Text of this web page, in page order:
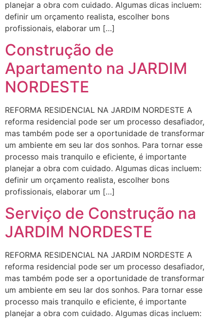
planejar a obra com cuidado. Algumas dicas incluem:
definir um orçamento realista, escolher bons
profissionais, elaborar um […]
Construção de
Apartamento na JARDIM
NORDESTE
REFORMA RESIDENCIAL NA JARDIM NORDESTE A
reforma residencial pode ser um processo desafiador,
mas também pode ser a oportunidade de transformar
um ambiente em seu lar dos sonhos. Para tornar esse
processo mais tranquilo e eficiente, é importante
planejar a obra com cuidado. Algumas dicas incluem:
definir um orçamento realista, escolher bons
profissionais, elaborar um […]
Serviço de Construção na
JARDIM NORDESTE
REFORMA RESIDENCIAL NA JARDIM NORDESTE A
reforma residencial pode ser um processo desafiador,
mas também pode ser a oportunidade de transformar
um ambiente em seu lar dos sonhos. Para tornar esse
processo mais tranquilo e eficiente, é importante
planejar a obra com cuidado. Algumas dicas incluem: